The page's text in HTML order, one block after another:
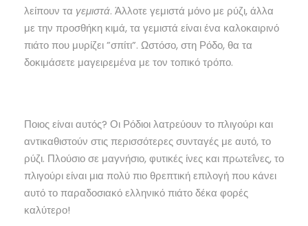
λείπουν τα γεμιστά. Άλλοτε γεμιστά μόνο με ρύζι, άλλα
με την προσθήκη κιμά, τα γεμιστά είναι ένα καλοκαιρινό
πιάτο που μυρίζει ”σπίτι”. Ωστόσο, στη Ρόδο, θα τα
δοκιμάσετε μαγειρεμένα με τον τοπικό τρόπο.
Ποιος είναι αυτός? Οι Ρόδιοι λατρεύουν το πλιγούρι και
αντικαθιστούν στις περισσότερες συνταγές με αυτό, το
ρύζι. Πλούσιο σε μαγνήσιο, φυτικές ίνες και πρωτεΐνες, το
πλιγούρι είναι μια πολύ πιο θρεπτική επιλογή που κάνει
αυτό το παραδοσιακό ελληνικό πιάτο δέκα φορές
καλύτερο!